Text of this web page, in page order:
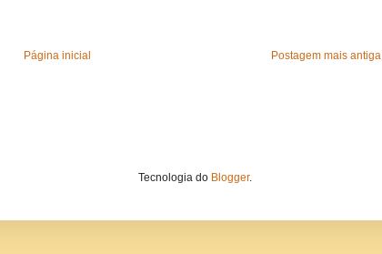
Postagem mais antiga
Página inicial
Tecnologia do Blogger.